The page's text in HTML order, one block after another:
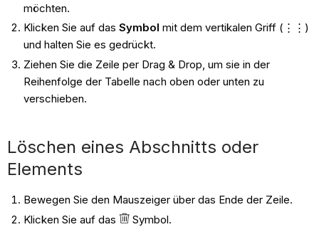
möchten.
Klicken Sie auf das Symbol mit dem vertikalen Griff (⋮⋮)
und halten Sie es gedrückt.
Ziehen Sie die Zeile per Drag & Drop, um sie in der
Reihenfolge der Tabelle nach oben oder unten zu
verschieben.
Löschen eines Abschnitts oder
Elements
Bewegen Sie den Mauszeiger über das Ende der Zeile.
Klicken Sie auf das
Symbol.